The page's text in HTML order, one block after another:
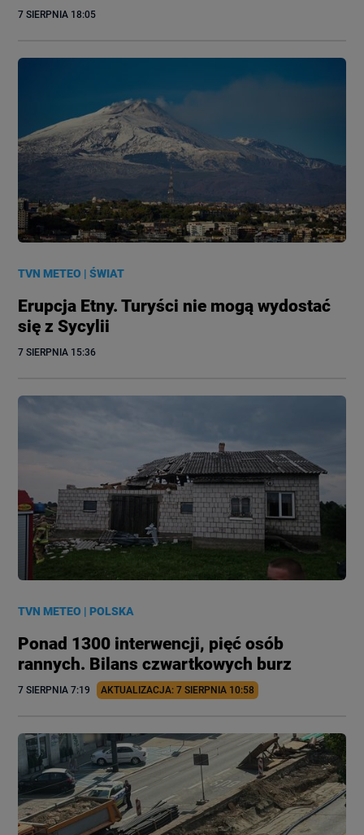
7 SIERPNIA 18:05
TVN METEO |ŚWIAT
Erupcja Etny. Turyści nie mogą wydostać
się z Sycylii
7 SIERPNIA 15:36
TVN METEO |POLSKA
Ponad 1300 interwencji, pięć osób
rannych. Bilans czwartkowych burz
7 SIERPNIA 7:19 AKTUALIZACJA: 7 SIERPNIA 10:58